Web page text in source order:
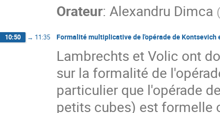
Orateur: Alexandru Dimca (
10:50 → 11:35 Formalité multiplicative de l'opérade de
Lambrechts et Volic ont
sur la formalité de
particulier que l'opérade
petits cubes) est